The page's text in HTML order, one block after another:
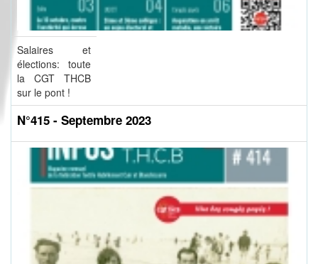
Salaires et
élections: toute
la CGT THCB
sur le pont !
N°415 - Septembre 2023